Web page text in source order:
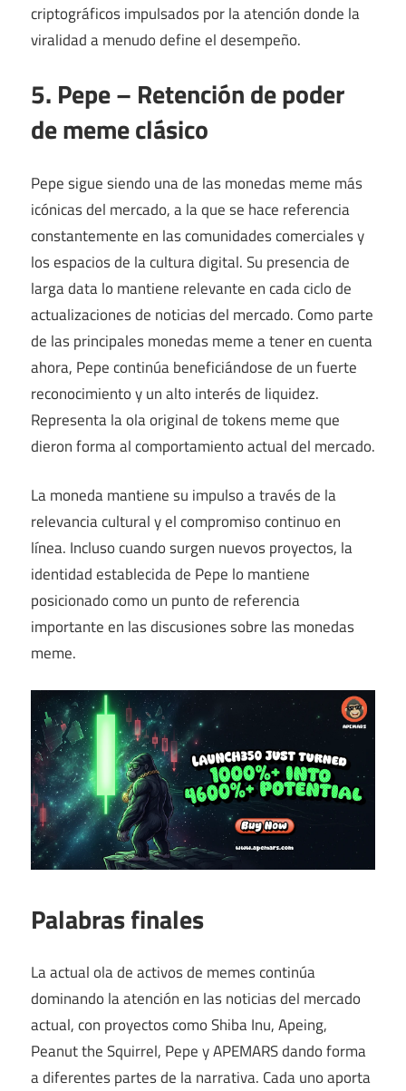
criptográficos impulsados ​​por la atención donde la
viralidad a menudo define el desempeño.
5. Pepe – Retención de poder
de meme clásico
Pepe sigue siendo una de las monedas meme más
icónicas del mercado, a la que se hace referencia
constantemente en las comunidades comerciales y
los espacios de la cultura digital. Su presencia de
larga data lo mantiene relevante en cada ciclo de
actualizaciones de noticias del mercado. Como parte
de las principales monedas meme a tener en cuenta
ahora, Pepe continúa beneficiándose de un fuerte
reconocimiento y un alto interés de liquidez.
Representa la ola original de tokens meme que
dieron forma al comportamiento actual del mercado.
La moneda mantiene su impulso a través de la
relevancia cultural y el compromiso continuo en
línea. Incluso cuando surgen nuevos proyectos, la
identidad establecida de Pepe lo mantiene
posicionado como un punto de referencia
importante en las discusiones sobre las monedas
meme.
Palabras finales
La actual ola de activos de memes continúa
dominando la atención en las noticias del mercado
actual, con proyectos como Shiba Inu, Apeing,
Peanut the Squirrel, Pepe y APEMARS dando forma
a diferentes partes de la narrativa. Cada uno aporta